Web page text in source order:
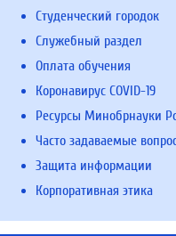
Студенческий городок
Служебный раздел
Оплата обучения
Коронавирус COVID-19
Ресурсы Минобрнауки
Часто задаваемые
Защита информации
Корпоративная этика